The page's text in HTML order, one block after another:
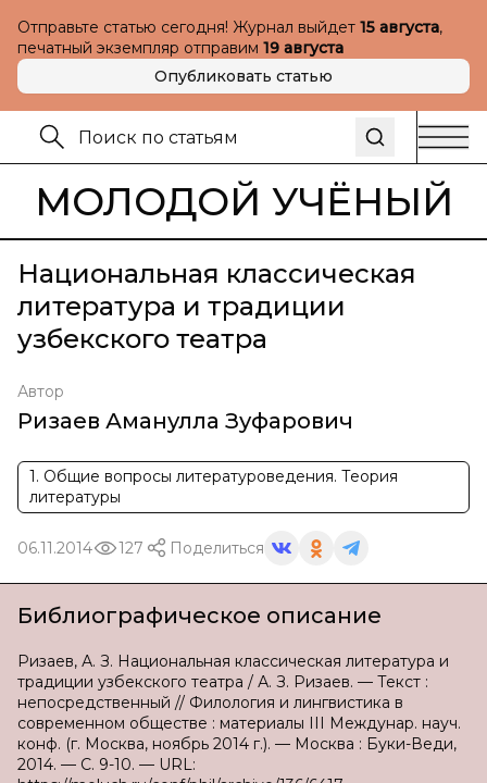
Отправьте статью сегодня! Журнал выйдет 15 августа,
печатный экземпляр отправим 19 августа
Опубликовать статью
МОЛОДОЙ УЧЁНЫЙ
Национальная классическая
литература и традиции
узбекского театра
Автор
Ризаев Аманулла Зуфарович
1. Общие вопросы литературоведения. Теория
литературы
06.11.2014 127 Поделиться
Библиографическое описание
Ризаев, А. З. Национальная классическая литература и
традиции узбекского театра / А. З. Ризаев. — Текст :
непосредственный // Филология и лингвистика в
современном обществе : материалы III Междунар. науч.
конф. (г. Москва, ноябрь 2014 г.). — Москва : Буки-Веди,
2014. — С. 9-10. — URL: